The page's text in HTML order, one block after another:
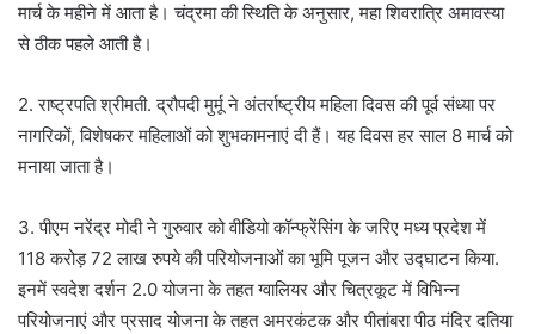
मार्च के महीने में आता है। चंद्रमा की स्थिति के अनुसार, महा शिवरात्रि अमावस्या
से ठीक पहले आती है।
2. राष्ट्रपति श्रीमती. द्रौपदी मुर्मू ने अंतर्राष्ट्रीय महिला दिवस की पूर्व संध्या पर
नागरिकों, विशेषकर महिलाओं को शुभकामनाएं दी हैं। यह दिवस हर साल 8 मार्च को
मनाया जाता है।
3. पीएम नरेंद्र मोदी ने गुरुवार को वीडियो कॉन्फ्रेंसिंग के जरिए मध्य प्रदेश में
118 करोड़ 72 लाख रुपये की परियोजनाओं का भूमि पूजन और उद्घाटन किया.
इनमें स्वदेश दर्शन 2.0 योजना के तहत ग्वालियर और चित्रकूट में विभिन्न
परियोजनाएं और प्रसाद योजना के तहत अमरकंटक और पीतांबरा पीठ मंदिर दतिया